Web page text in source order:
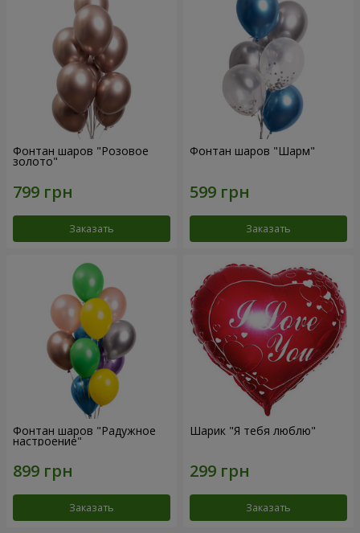
Фонтан шаров "Розовое
золото"
Заказать
Фонтан шаров "Шарм"
Заказать
Фонтан шаров "Радужное
настроение"
Заказать
Шарик "Я тебя люблю"
Заказать